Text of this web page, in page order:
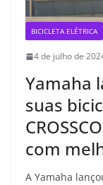
BICICLETA ELÉTRICA
4 de julho de
Yamaha
suas
com
A Yamaha